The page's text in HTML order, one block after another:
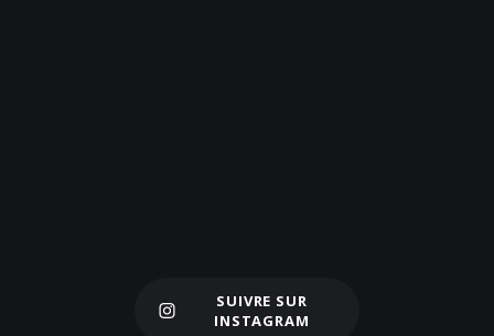
Charger plus
SUIVRE SUR
INSTAGRAM